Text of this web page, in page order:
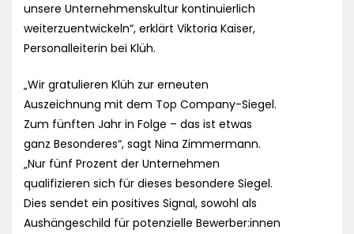
unsere Unternehmenskultur kontinuierlich
weiterzuentwickeln“, erklärt Viktoria Kaiser,
Personalleiterin bei Klüh.
„Wir gratulieren Klüh zur erneuten
Auszeichnung mit dem Top Company-Siegel.
Zum fünften Jahr in Folge – das ist etwas
ganz Besonderes“, sagt Nina Zimmermann.
„Nur fünf Prozent der Unternehmen
qualifizieren sich für dieses besondere Siegel.
Dies sendet ein positives Signal, sowohl als
Aushängeschild für potenzielle Bewerber:innen